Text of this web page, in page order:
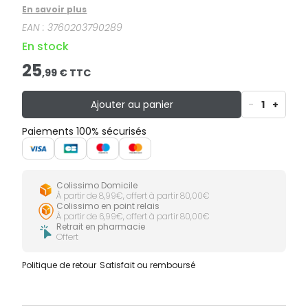
ongles.
En savoir plus
EAN :3760203790289
En stock
25,99 € TTC
Ajouter au panier - 1 +
Paiements 100% sécurisés
Colissimo Domicile
À partir de 8,99€, offert à partir 80,00€
Colissimo en point relais
À partir de 6,99€, offert à partir 80,00€
Retrait en pharmacie
Offert
Politique de retour Satisfait ou remboursé